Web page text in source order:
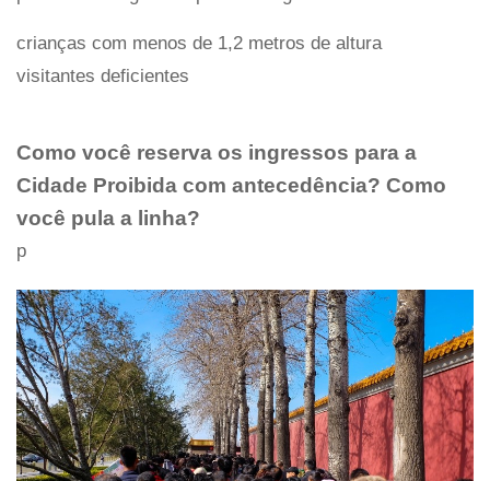
crianças com menos de 1,2 metros de altura
visitantes deficientes
Como você reserva os ingressos para a
Cidade Proibida com antecedência? Como
você pula a linha?
p